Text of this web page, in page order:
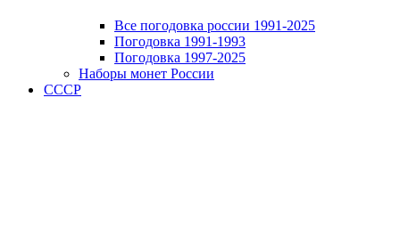
Все погодовка россии 1991-2025
Погодовка 1991-1993
Погодовка 1997-2025
Наборы монет России
СССР